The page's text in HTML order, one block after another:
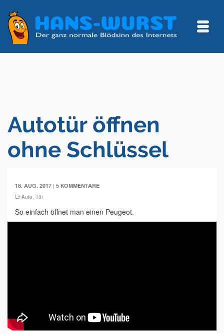
Autotür öffnen
ohne Schlüssel
18. AUG. 2017 | 5 KOMMENTARE
Auto, Tür
So einfach öffnet man einen Peugeot.